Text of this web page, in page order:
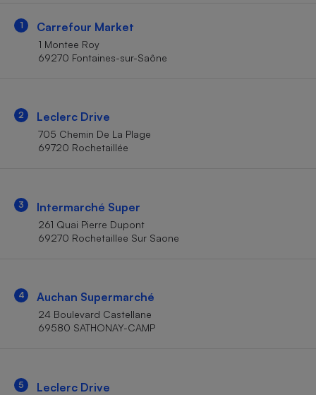
1 Carrefour Market
1 Montee Roy
69270 Fontaines-sur-Saône
2 Leclerc Drive
705 Chemin De La Plage
69720 Rochetaillée
3 Intermarché Super
261 Quai Pierre Dupont
69270 Rochetaillee Sur Saone
4 Auchan Supermarché
24 Boulevard Castellane
69580 SATHONAY-CAMP
5 Leclerc Drive